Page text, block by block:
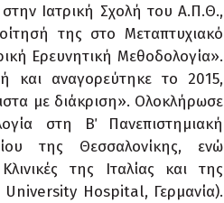
στην Ιατρική Σχολή του Α.Π.Θ.,
της στο Μεταπτυχιακό
Ερευνητική Μεθοδολογία».
και αναγορεύτηκε το 2015,
με διάκριση». Ολοκλήρωσε
στη Β΄ Πανεπιστημιακή
της Θεσσαλονίκης, ενώ
της Ιταλίας και της
University Hospital, Γερμανία).